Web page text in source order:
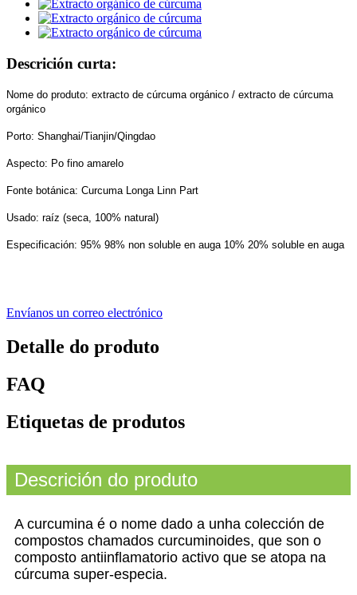
Descrición curta:
Nome do produto: extracto de cúrcuma orgánico / extracto de cúrcuma
orgánico
Porto: Shanghai/Tianjin/Qingdao
Aspecto: Po fino amarelo
Fonte botánica: Curcuma Longa Linn Part
Usado: raíz (seca, 100% natural)
Especificación: 95% 98% non soluble en auga 10% 20% soluble en auga
Envíanos un correo electrónico
Detalle do produto
FAQ
Etiquetas de produtos
Descrición do produto
A curcumina é o nome dado a unha colección de
compostos chamados curcuminoides, que son o
composto antiinflamatorio activo que se atopa na
cúrcuma super-especia.